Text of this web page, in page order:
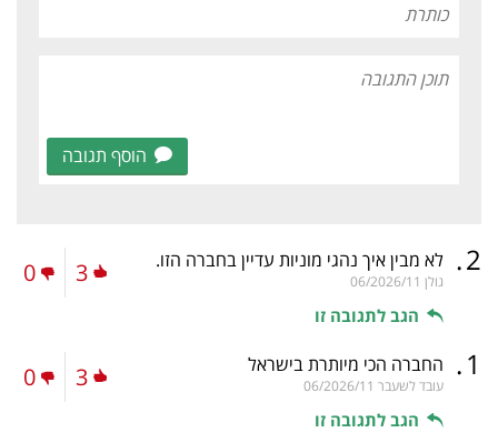
הוסף תגובה
2
. לא מבין איך נהגי מוניות עדיין בחברה הזו.
גולן 06/2026/11
הגב לתגובה זו
3
0
1
. החברה הכי מיותרת בישראל
עובד לשעבר 06/2026/11
הגב לתגובה זו
3
0